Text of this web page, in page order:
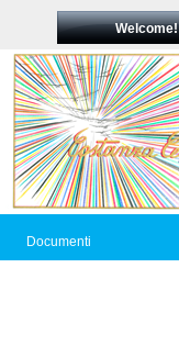
Welcome!
Documenti